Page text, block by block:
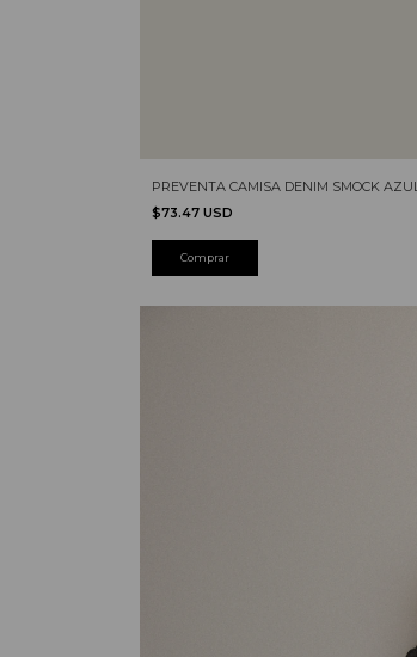
PREVENTA CAMISA DENIM SMOCK AZUL
$73.47 USD
Comprar